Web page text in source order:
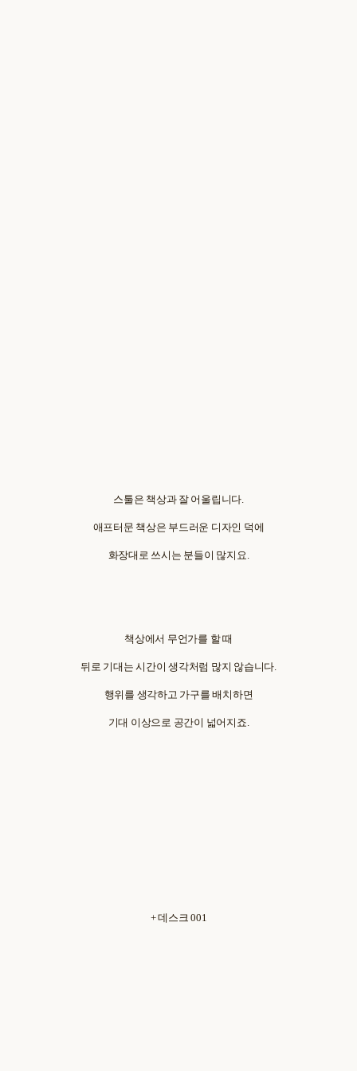
스툴은 책상과 잘 어울립니다.
애프터문 책상은 부드러운 디자인 덕에
화장대로 쓰시는 분들이 많지요.
책상에서 무언가를 할 때
뒤로 기대는 시간이 생각처럼 많지 않습니다.
행위를 생각하고 가구를 배치하면
기대 이상으로 공간이 넓어지죠.
+ 데스크 001